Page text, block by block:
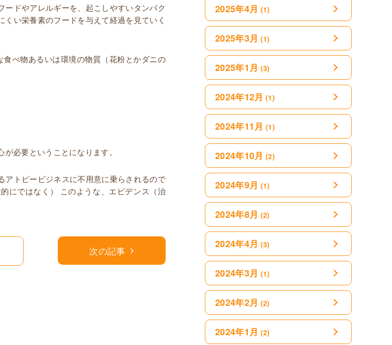
ドやアレルギーを、起こしやすいタンパク
い栄養素のフードを与えて経過を見ていく
べ物あるいは環境の物質（花粉とかダニの
必要ということになります。
アトピービジネスに不用意に乗らされるので
にではなく） このような、エビデンス（治
次の記事
2025年4月 (1)
2025年3月 (1)
2025年1月 (3)
2024年12月 (1)
2024年11月 (1)
2024年10月 (2)
2024年9月 (1)
2024年8月 (2)
2024年4月 (3)
2024年3月 (1)
2024年2月 (2)
2024年1月 (2)